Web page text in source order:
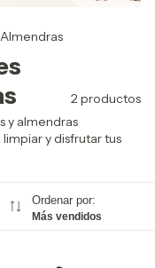
2 productos
y almendras
y disfrutar tus
Ordenar por:
Más vendidos